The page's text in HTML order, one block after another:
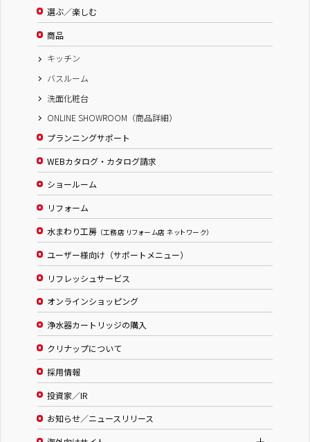
選ぶ／楽しむ
商品
キッチン
バスルーム
洗面化粧台
ONLINE SHOWROOM（商品詳細）
プランニングサポート
WEBカタログ・カタログ請求
ショールーム
リフォーム
水まわり工房 （工務店 リフォーム店 ネットワーク）
ユーザー様向け（サポートメニュー）
リフレッシュサービス
オンラインショッピング
浄水器カートリッジの購入
クリナップについて
採用情報
投資家／IR
お知らせ／ニュースリリース